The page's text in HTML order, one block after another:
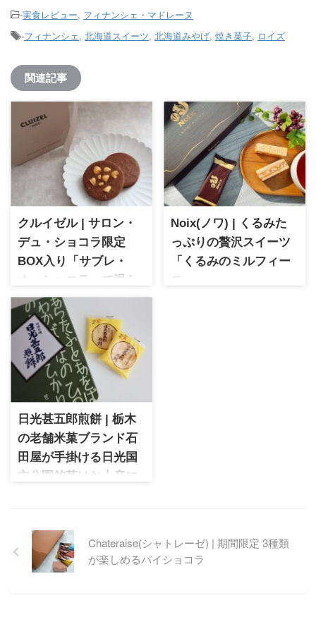
-実食レビュー, フィナンシェ・マドレーヌ
-フィナンシェ, 北海道スイーツ, 北海道みやげ, 焼き菓子, ロイズ
関連記事
クルイゼル | サロン・
デュ・ショコラ限定
BOX入り「サブレ・
オ・ショコラ」で滑ら
かなガナッシュ体験
クルイゼル サロン・デュ・シ
ョコラ限定BOX「サブレ・
オ・ショコラ」を実食。サク
ッと香ばしいサブレと滑らか
なガナッシュの組み合わせに
虜になる一品です。
Noix(ノワ) | くるみた
っぷりの贅沢スイーツ
「くるみのミルフィー
日光甚五郎煎餅 | 栃木
の老舗米菓ブランド石
田屋が手掛ける日光国
立公園銘菓はお土産に
業した老舗米菓店で、数多く
の賞を受けています。日光甚
五郎煎餅は、バター風味のソ
フトな味わいが特徴でお土産
Chateraise(シャトレーゼ) | 期間限定 3種類
が楽しめるパイショコラ